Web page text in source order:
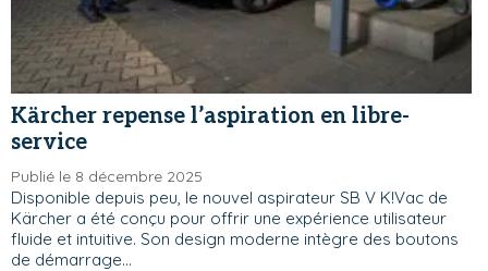
Kärcher repense l’aspiration en libre-
service
Publié le 8 décembre 2025
Disponible depuis peu, le nouvel aspirateur SB V K!Vac de
Kärcher a été conçu pour offrir une expérience utilisateur
fluide et intuitive. Son design moderne intègre des boutons
de démarrage...